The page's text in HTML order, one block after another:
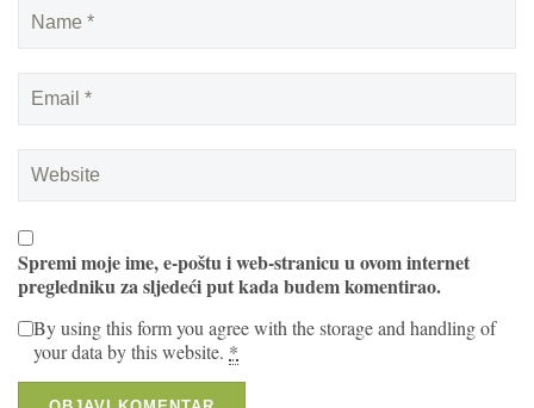
Spremi moje ime, e-poštu i web-stranicu u ovom internet
pregledniku za sljedeći put kada budem komentirao.
By using this form you agree with the storage and handling of
your data by this website. *